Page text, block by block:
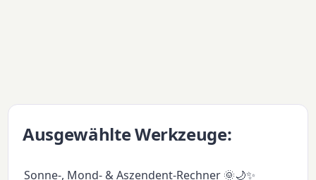
Ausgewählte Werkzeuge:
Sonne-, Mond- & Aszendent-Rechner 🌞🌙✨